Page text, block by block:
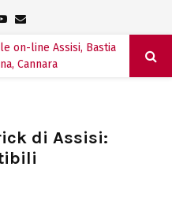
Youtube
Email
di Assisi: